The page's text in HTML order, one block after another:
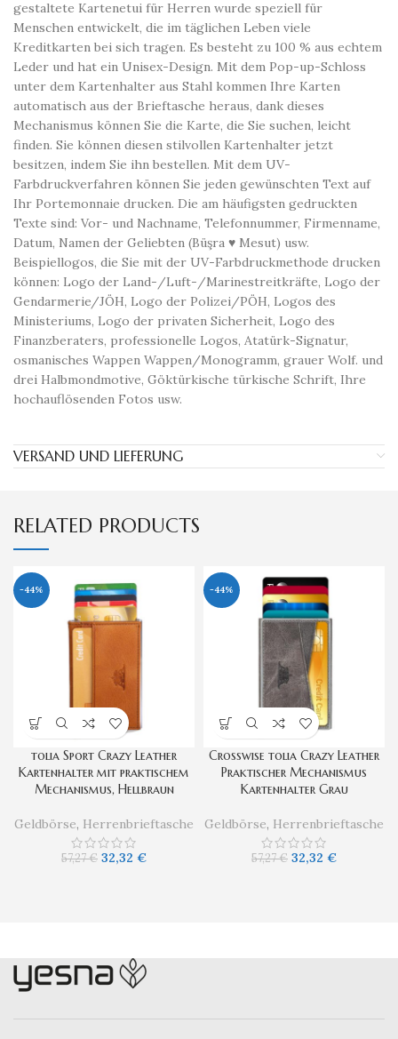
gestaltete Kartenetui für Herren wurde speziell für
Menschen entwickelt, die im täglichen Leben viele
Kreditkarten bei sich tragen. Es besteht zu 100 % aus echtem
Leder und hat ein Unisex-Design. Mit dem Pop-up-Schloss
unter dem Kartenhalter aus Stahl kommen Ihre Karten
automatisch aus der Brieftasche heraus, dank dieses
Mechanismus können Sie die Karte, die Sie suchen, leicht
finden. Sie können diesen stilvollen Kartenhalter jetzt
besitzen, indem Sie ihn bestellen. Mit dem UV-
Farbdruckverfahren können Sie jeden gewünschten Text auf
Ihr Portemonnaie drucken. Die am häufigsten gedruckten
Texte sind: Vor- und Nachname, Telefonnummer, Firmenname,
Datum, Namen der Geliebten (Büşra ♥ Mesut) usw.
Beispiellogos, die Sie mit der UV-Farbdruckmethode drucken
können: Logo der Land-/Luft-/Marinestreitkräfte, Logo der
Gendarmerie/JÖH, Logo der Polizei/PÖH, Logos des
Ministeriums, Logo der privaten Sicherheit, Logo des
Finanzberaters, professionelle Logos, Atatürk-Signatur,
osmanisches Wappen Wappen/Monogramm, grauer Wolf. und
drei Halbmondmotive, Göktürkische türkische Schrift, Ihre
hochauflösenden Fotos usw.
VERSAND UND LIEFERUNG
RELATED PRODUCTS
-44%
tolia Sport Crazy Leather
Kartenhalter mit praktischem
Mechanismus, Hellbraun
Geldbörse, Herrenbrieftasche
57,27€ 32,32 €
-44%
Crosswise tolia Crazy Leather
Praktischer Mechanismus
Kartenhalter Grau
Geldbörse, Herrenbrieftasche
57,27€ 32,32 €